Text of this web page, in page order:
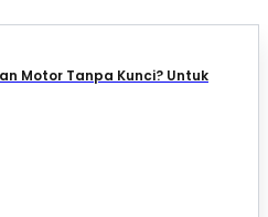
Motor Tanpa Kunci? Untuk